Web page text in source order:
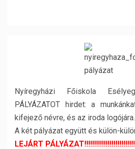
Nyíregyházi Főiskola
PÁLYÁZATOT hirdet: a
kifejező névre, és az iroda logójára.
A két pályázat együtt és külön-
LEJÁRT